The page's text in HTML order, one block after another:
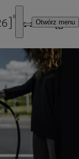
Otwórz menu
in o zasięgu